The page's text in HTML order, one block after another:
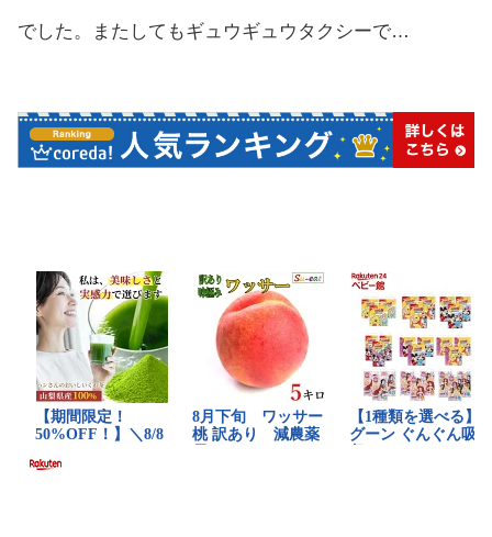
でした。またしてもギュウギュウタクシーで…